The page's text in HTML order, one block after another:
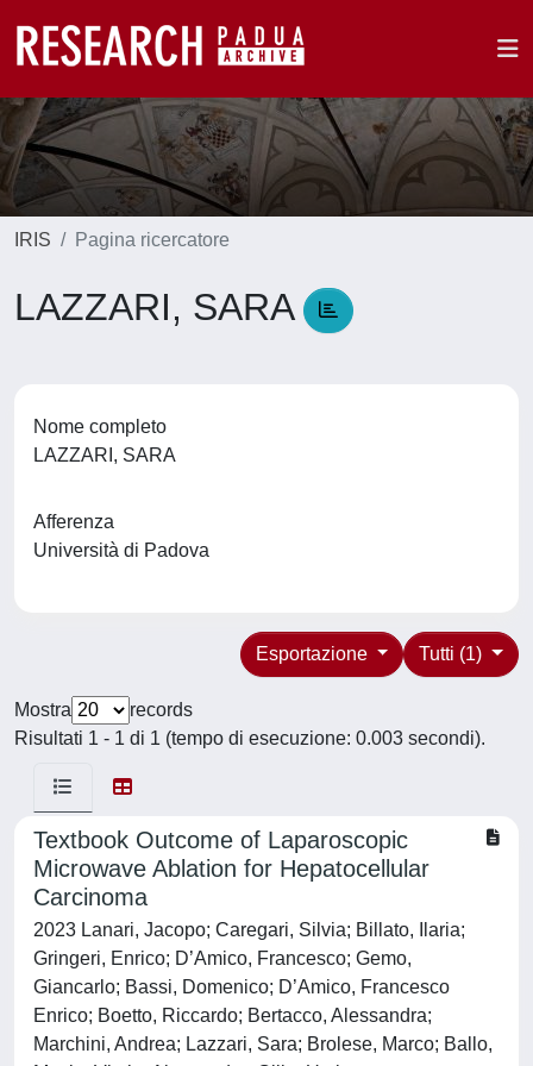
IRIS Pagina ricercatore
LAZZARI, SARA
Nome completo
LAZZARI, SARA
Afferenza
Università di Padova
Tutti (1)
Esportazione
Mostra
records
Risultati 1 - 1 di 1 (tempo di esecuzione: 0.003 secondi).
Textbook Outcome of Laparoscopic
Microwave Ablation for Hepatocellular
Carcinoma
2023 Lanari, Jacopo; Caregari, Silvia; Billato, Ilaria;
Gringeri, Enrico; D’Amico, Francesco; Gemo,
Giancarlo; Bassi, Domenico; D’Amico, Francesco
Enrico; Boetto, Riccardo; Bertacco, Alessandra;
Marchini, Andrea; Lazzari, Sara; Brolese, Marco; Ballo,